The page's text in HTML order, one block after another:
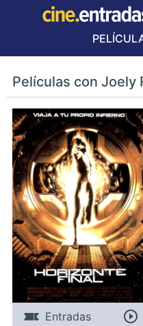
Películas con Joely
Entradas